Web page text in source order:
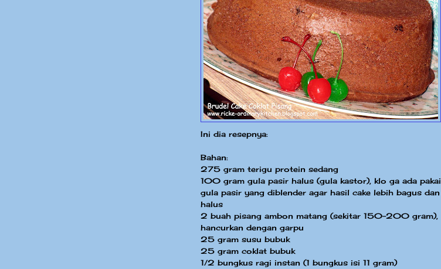
Ini dia resepnya:
Bahan:
275 gram terigu protein sedang
100 gram gula pasir halus (gula kastor), klo ga ada pakai
gula pasir yang diblender agar hasil cake lebih bagus dan
halus
2 buah pisang ambon matang (sekitar 150-200 gram),
hancurkan dengan garpu
25 gram susu bubuk
25 gram coklat bubuk
1/2 bungkus ragi instan (1 bungkus isi 11 gram)